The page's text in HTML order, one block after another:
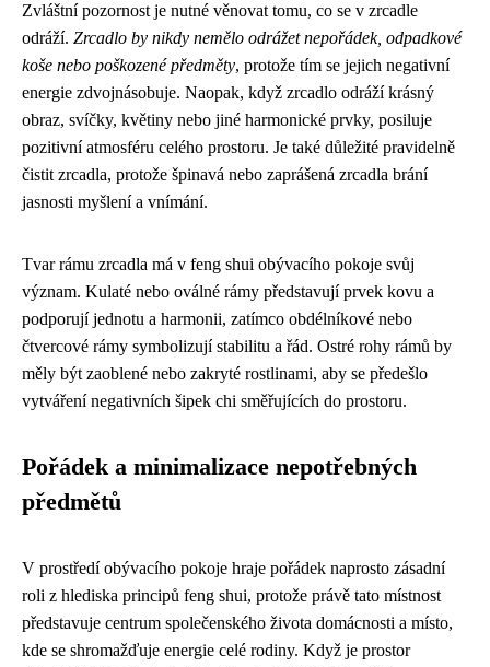
Zvláštní pozornost je nutné věnovat tomu, co se v zrcadle
odráží. Zrcadlo by nikdy nemělo odrážet nepořádek, odpadkové
koše nebo poškozené předměty, protože tím se jejich negativní
energie zdvojnásobuje. Naopak, když zrcadlo odráží krásný
obraz, svíčky, květiny nebo jiné harmonické prvky, posiluje
pozitivní atmosféru celého prostoru. Je také důležité pravidelně
čistit zrcadla, protože špinavá nebo zaprášená zrcadla brání
jasnosti myšlení a vnímání.
Tvar rámu zrcadla má v feng shui obývacího pokoje svůj
význam. Kulaté nebo oválné rámy představují prvek kovu a
podporují jednotu a harmonii, zatímco obdélníkové nebo
čtvercové rámy symbolizují stabilitu a řád. Ostré rohy rámů by
měly být zaoblené nebo zakryté rostlinami, aby se předešlo
vytváření negativních šipek chi směřujících do prostoru.
Pořádek a minimalizace nepotřebných
předmětů
V prostředí obývacího pokoje hraje pořádek naprosto zásadní
roli z hlediska principů feng shui, protože právě tato místnost
představuje centrum společenského života domácnosti a místo,
kde se shromažďuje energie celé rodiny. Když je prostor